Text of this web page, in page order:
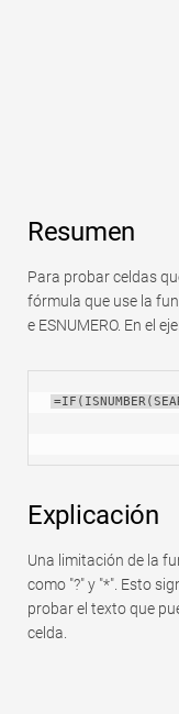
Resumen
Para probar celdas
fórmula que use la
e ESNUMERO. En el
Explicación
Una limitación de la
como "?" y "*". Esto
probar el texto que
celda.